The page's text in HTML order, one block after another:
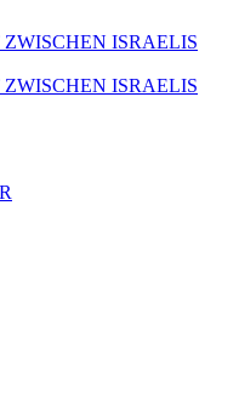
ISRAELIS
ISRAELIS